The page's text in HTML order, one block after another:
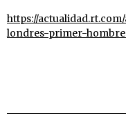
https://
londres-primer-